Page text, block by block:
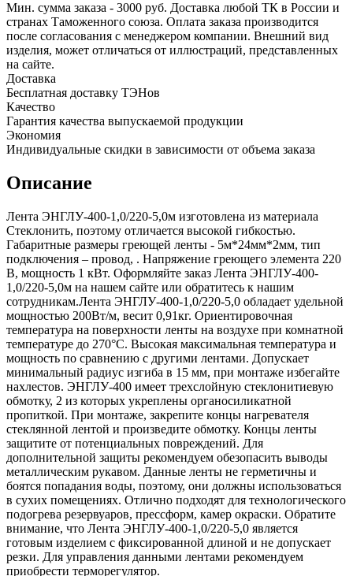
Мин. сумма заказа - 3000 руб. Доставка любой ТК в России и
странах Таможенного союза. Оплата заказа производится
после согласования с менеджером компании. Внешний вид
изделия, может отличаться от иллюстраций, представленных
на сайте.
Доставка
Бесплатная доставку ТЭНов
Качество
Гарантия качества выпускаемой продукции
Экономия
Индивидуальные скидки в зависимости от объема заказа
Описание
Лента ЭНГЛУ-400-1,0/220-5,0м изготовлена из материала
Стеклонить, поэтому отличается высокой гибкостью.
Габаритные размеры греющей ленты - 5м*24мм*2мм, тип
подключения – провод, . Напряжение греющего элемента 220
В, мощность 1 кВт. Оформляйте заказ Лента ЭНГЛУ-400-
1,0/220-5,0м на нашем сайте или обратитесь к нашим
сотрудникам.Лента ЭНГЛУ-400-1,0/220-5,0 обладает удельной
мощностью 200Вт/м, весит 0,91кг. Ориентировочная
температура на поверхности ленты на воздухе при комнатной
температуре до 270°С. Высокая максимальная температура и
мощность по сравнению с другими лентами. Допускает
минимальный радиус изгиба в 15 мм, при монтаже избегайте
нахлестов. ЭНГЛУ-400 имеет трехслойную стеклонитиевую
обмотку, 2 из которых укреплены органосиликатной
пропиткой. При монтаже, закрепите концы нагревателя
стеклянной лентой и произведите обмотку. Концы ленты
защитите от потенциальных повреждений. Для
дополнительной защиты рекомендуем обезопасить выводы
металлическим рукавом. Данные ленты не герметичны и
боятся попадания воды, поэтому, они должны использоваться
в сухих помещениях. Отлично подходят для технологического
подогрева резервуаров, прессформ, камер окраски. Обратите
внимание, что Лента ЭНГЛУ-400-1,0/220-5,0 является
готовым изделием с фиксированной длиной и не допускает
резки. Для управления данными лентами рекомендуем
приобрести терморегулятор.